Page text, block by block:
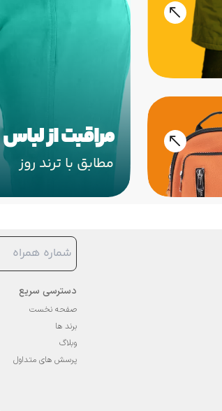
مراقبت از لباس
مطابق با ترند روز
دسترسی سریع
صفحه نخست
برند ها
وبلاگ
پرسش های متداول